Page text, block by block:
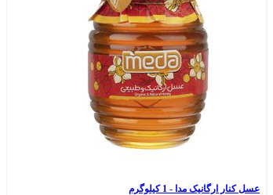
عسل کنار ارگانیک مدا - 1 کیلوگرم